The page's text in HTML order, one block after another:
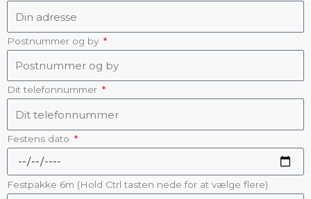
Postnummer og by
Dit telefonnummer
Festens dato
Festpakke 6m (Hold Ctrl tasten nede for at vælge flere)